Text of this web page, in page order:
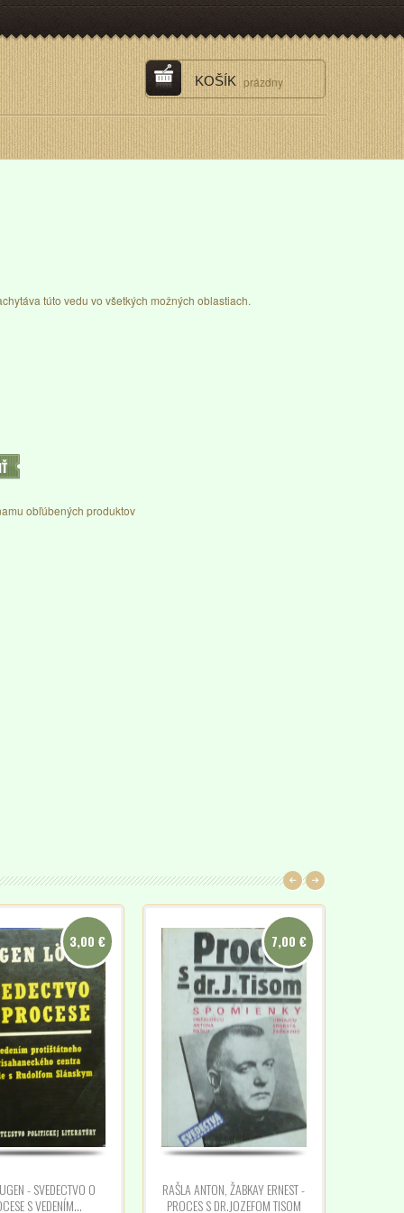
KOŠÍK prázdny
túto vedu vo všetkých možných oblastiach.
obľúbených produktov
- SVEDECTVO O
S VEDENÍM...
3,00 €
RAŠLA ANTON, ŽABKAY ERNEST -
PROCES S DR.JOZEFOM TISOM
7,00 €